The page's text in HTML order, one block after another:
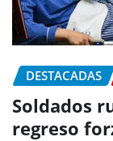
DESTACADAS
Soldados
regreso